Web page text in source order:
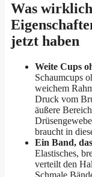
Was
jetzt haben
Weite Cups
Schaumcups
weichem
Druck vom
äußere
braucht in
Ein Band,
Elastisches,
verteilt den